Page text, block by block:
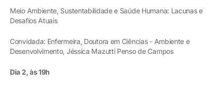
Meio Ambiente, Sustentabilidade e Saúde Humana: Lacunas e
Desafios Atuais
Convidada: Enfermeira, Doutora em Ciências - Ambiente e
Desenvolvimento, Jéssica Mazutti Penso de Campos
Dia 2, às 19h